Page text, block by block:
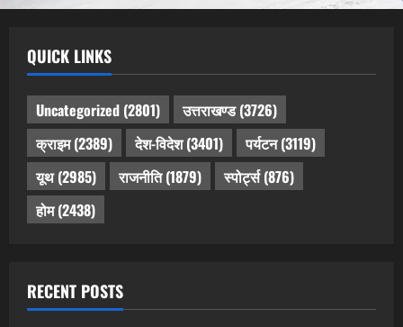
QUICK LINKS
Uncategorized (2801) उत्तराखण्ड(3726)
क्राइम(2389) देश-विदेश(3401) पर्यटन(3119)
यूथ(2985) राजनीति(1879) स्पोर्ट्स(876)
होम(2438)
RECENT POSTS